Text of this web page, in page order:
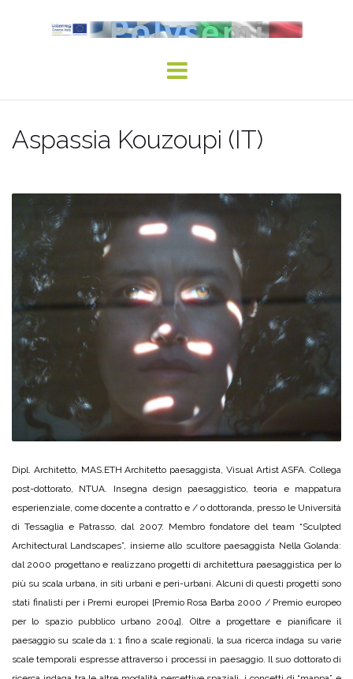
Aspassia Kouzoupi (IT)
Dipl. Architetto, MAS.ETH Architetto paesaggista, Visual Artist ASFA. Collega
post-dottorato, NTUA. Insegna design paesaggistico, teoria e mappatura
esperienziale, come docente a contratto e / o dottoranda, presso le Università
di Tessaglia e Patrasso, dal 2007. Membro fondatore del team “Sculpted
Architectural Landscapes”, insieme allo scultore paesaggista Nella Golanda:
dal 2000 progettano e realizzano progetti di architettura paesaggistica per lo
più su scala urbana, in siti urbani e peri-urbani. Alcuni di questi progetti sono
stati finalisti per i Premi europei [Premio Rosa Barba 2000 / Premio europeo
per lo spazio pubblico urbano 2004]. Oltre a progettare e pianificare il
paesaggio su scale da 1: 1 fino a scale regionali, la sua ricerca indaga su varie
scale temporali espresse attraverso i processi in paesaggio. Il suo dottorato di